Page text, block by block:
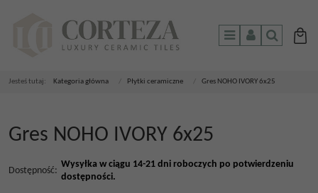
MenuPanelSzukaj
Jesteś tutaj: Kategoria główna Płytki ceramiczne Gres NOHO IVORY 6x25
Gres NOHO IVORY 6x25
Dostępność:
Wysyłka w ciągu 14-21 dni roboczych po potwierdzeniu
dostępności.